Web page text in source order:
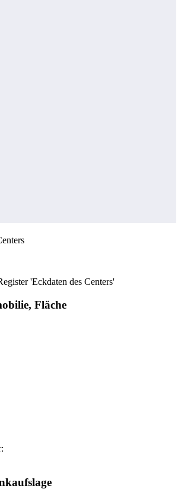
'Eckdaten des Centers'
Fläche